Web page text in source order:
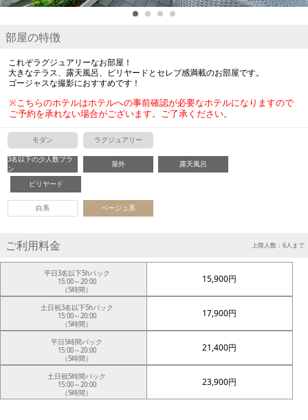
部屋の特徴
これぞラグジュアリーなお部屋！
大きなテラス、露天風呂、ビリヤードとセレブ感満載のお部屋です。
ゴージャスな撮影におすすめです！
※こちらのホテルはホテルへの事前確認が必要なホテルになりますので
ご予約を承れない場合がございます。ご了承ください。
モダン ラグジュアリー
3名以下の少人数プラ
ン
屋外 露天風呂
ビリヤード
白系 ベージュ系
ご利用料金 上限人数：6人まで
平日3名以下5hパック
15:00～20:00
（5時間）
15,900円
土日祝3名以下5hパック
15:00～20:00
（5時間）
17,900円
平日5時間パック
15:00～20:00
（5時間）
21,400円
土日祝5時間パック
15:00～20:00
（5時間）
23,900円